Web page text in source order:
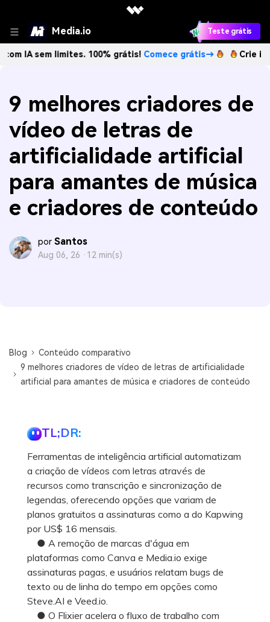
Media.io Teste grátis
limites. 100% grátis!Comece grátis→ Crie imagens
9 melhores criadores de
vídeo de letras de
artificialidade artificial
para amantes de música
e criadores de conteúdo
por Santos
Aug 06, 26 · 12 min(s)
Blog
Conteúdo comparativo
9 melhores criadores de vídeo de letras de artificialidade
artificial para amantes de música e criadores de conteúdo
TL;DR:
Ferramentas de inteligência artificial automatizam
a criação de vídeos com letras através de
recursos como transcrição e sincronização de
legendas, oferecendo opções que variam de
planos gratuitos a assinaturas como a do Kapwing
por US$ 16 mensais.
● A remoção de marcas d'água em
plataformas como Canva e Media.io exige
assinaturas pagas, e usuários relatam bugs de
texto ou de linha do tempo em opções como
Steve.AI e Veed.io.
● O Flixier acelera o fluxo de trabalho com